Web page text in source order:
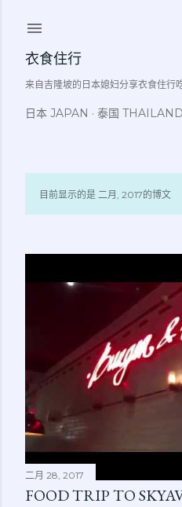
衣食住行
来自吉隆坡的日本媳妇分享衣食住
日本 JAPAN 泰国 THAILAND
博
文
目前显示的是 二月, 2017的博文
二月 28, 2017
FOOD TRIP TO